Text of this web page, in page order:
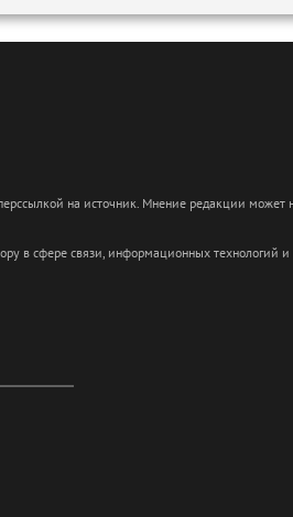
на источник. Мнение редакции
в сфере связи, информационных